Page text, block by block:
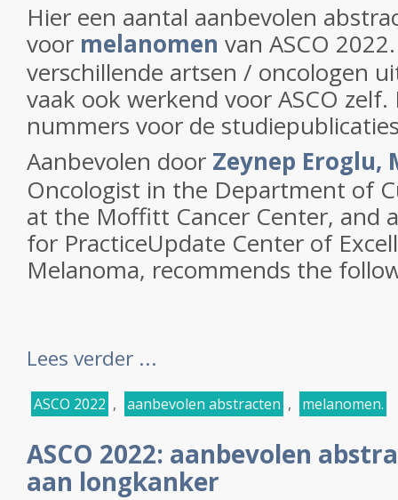
Hier een aantal aanbevolen
voor melanomen van ASCO
verschillende artsen / oncologen
vaak ook werkend voor ASCO zelf.
nummers voor de
Aanbevolen door Zeynep Eroglu,
Oncologist in the Department of
at the Moffitt Cancer Center, and
for PracticeUpdate Center of
Melanoma, recommends the
Lees verder ...
ASCO 2022 , aanbevolen abstracten , melanomen.
ASCO 2022: aanbevolen
aan longkanker